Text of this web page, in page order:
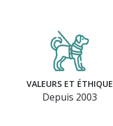
VALEURS ET ÉTHIQUE
Depuis 2003